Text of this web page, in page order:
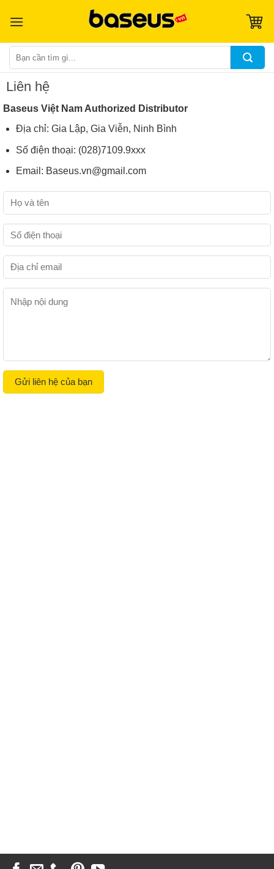
kiếm:
Liên hệ
Baseus Việt Nam Authorized Distributor
Địa chỉ: Gia Lập, Gia Viễn, Ninh Bình
Số điện thoại: (028)7109.9xxx
Email: Baseus.vn@gmail.com